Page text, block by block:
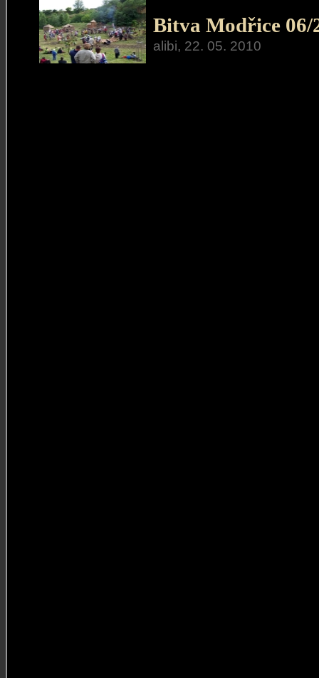
Bitva Modřice 06/
alibi, 22. 05. 2010